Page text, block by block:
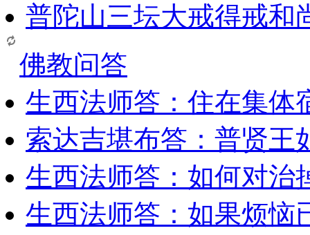
普陀山三坛大戒得戒和
佛教问答
生西法师答：住在集体
索达吉堪布答：普贤王
生西法师答：如何对治
生西法师答：如果烦恼